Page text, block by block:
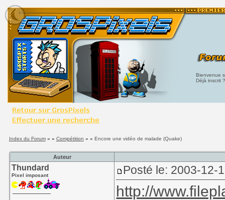
Bienvenue
Déjà inscrit
Index du Forum» » Compétition » » Encore une vidéo de malade (Quake)
Auteur
Thundard
Pixel imposant Posté le: 2003-12-
http://